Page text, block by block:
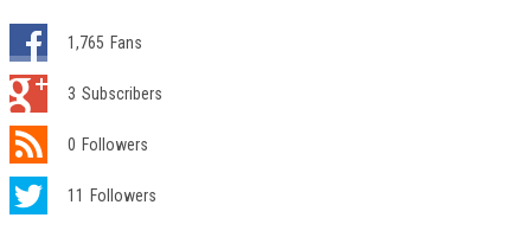
1,765 Fans
3 Subscribers
0 Followers
11 Followers